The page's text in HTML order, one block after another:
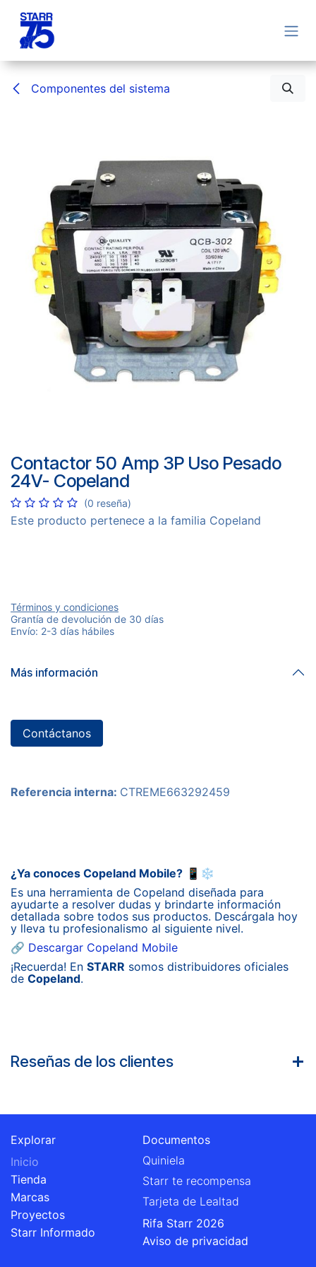
Componentes del sistema
Contactor 50 Amp 3P Uso Pesado
24V- Copeland
(0 reseña)
Este producto pertenece a la familia Copeland
Términos y condiciones
Grantía de devolución de 30 días
Envío: 2-3 días hábiles
Más información
Contáctanos
Referencia interna: CTREME663292459
¿Ya conoces Copeland Mobile? 📱❄️
Es una herramienta de Copeland diseñada para
ayudarte a resolver dudas y brindarte información
detallada sobre todos sus productos. Descárgala hoy
y lleva tu profesionalismo al siguiente nivel.
🔗 Descargar Copeland Mobile
¡Recuerda! En STARR somos distribuidores oficiales
de Copeland.
Reseñas de los clientes
Explorar
Inicio
Tienda
Marcas
Proyectos
Starr Informado
Documentos
Quiniela
Starr te recompensa
Tarjeta de Lealtad
Rifa Starr 2026
Aviso de privacidad